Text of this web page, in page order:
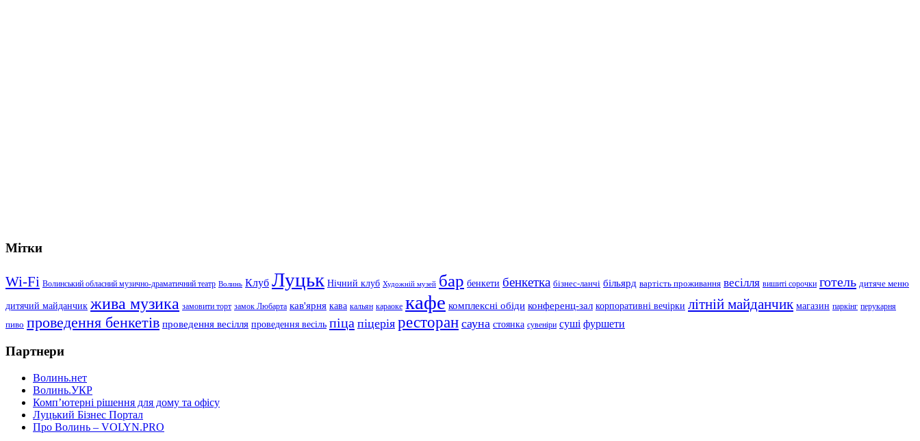
Мітки
Wi-Fi Волинський обласний музично-драматичний театр Волинь Клуб Луцьк Нічний клуб Художній музей бар бенкети бенкетка бізнес-ланчі більярд вартість проживання весілля вишиті сорочки готель дитяче меню
дитячий майданчик жива музика замовити торт замок Любарта кав'ярня кава кальян караоке кафе комплексні обіди конференц-зал корпоративні вечірки літній майданчик магазин паркінг перукарня
пиво проведення бенкетів проведення весілля проведення весіль піца піцерія ресторан сауна стоянка сувеніри суші фуршети
Партнери
Волинь.нет
Волинь.УКР
Комп’ютерні рішення для дому та офісу
Луцький Бізнес Портал
Про Волинь – VOLYN.PRO